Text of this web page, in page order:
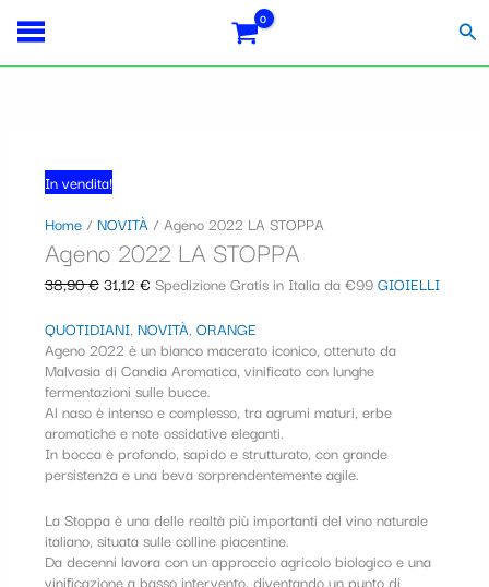
contenuto
In vendita!
Home/NOVITÀ/ Ageno 2022 LA STOPPA
Ageno 2022 LA STOPPA
38,90€
era:
31,12€
è:
Spedizione Gratis in Italia da €99GIOIELLI
QUOTIDIANI, NOVITÀ, ORANGE
Ageno 2022 è un bianco macerato iconico, ottenuto da
Malvasia di Candia Aromatica, vinificato con lunghe
fermentazioni sulle bucce.
Al naso è intenso e complesso, tra agrumi maturi, erbe
aromatiche e note ossidative eleganti.
In bocca è profondo, sapido e strutturato, con grande
persistenza e una beva sorprendentemente agile.
La Stoppaè una delle realtà più importanti del vino naturale
italiano, situata sulle colline piacentine.
Da decenni lavora con un approccio agricolo biologico e una
vinificazione a basso intervento, diventando un punto di
2022
LA
STOPPA
S